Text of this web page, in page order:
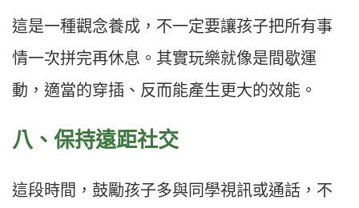
這是一種觀念養成，不一定要讓孩子把所有事
情一次拼完再休息。其實玩樂就像是間歇運
動，適當的穿插、反而能產生更大的效能。​
八、保持遠距社交​
這段時間，鼓勵孩子多與同學視訊或通話，不